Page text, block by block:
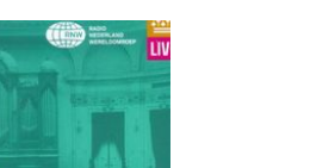
№ 3, 6 и 7 (сэр Колин Дэвис)
1 / Концерт для виолончели
Роберт Коэн)
времени (сэр Колин Дэвис /
Джанет Бейкер, Ричард
Квирк)
7 духовых инструментов